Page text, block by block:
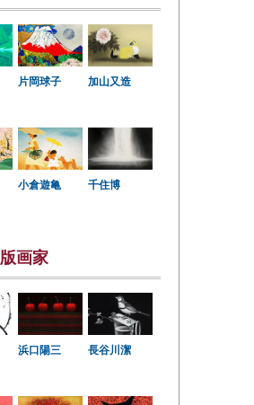
片岡球子 加山又造
小倉遊亀 千住博
版画家
浜口陽三 長谷川潔